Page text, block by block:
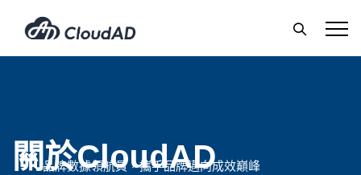
關於CloudAD
品牌數據領航員，攜手品牌邁向成效巔峰